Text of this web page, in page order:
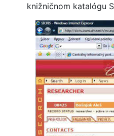
knižničnom katalógu